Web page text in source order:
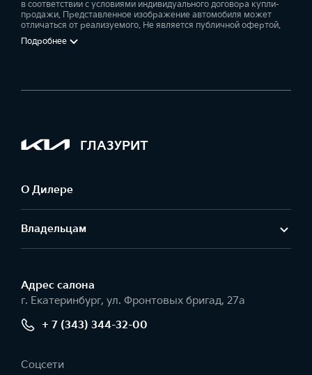
в соответствии с условиями индивидуального договора купли-
продажи. Представленное изображение автомобиля может
отличаться от реализуемого. Не является публичной офертой.
Подробнее
ГЛАЗУРИТ
О Дилере
Владельцам
Адрес салонa
г. Екатеринбург, ул. Фронтовых бригад, 27а
+ 7 (343) 344-32-00
Соцсети